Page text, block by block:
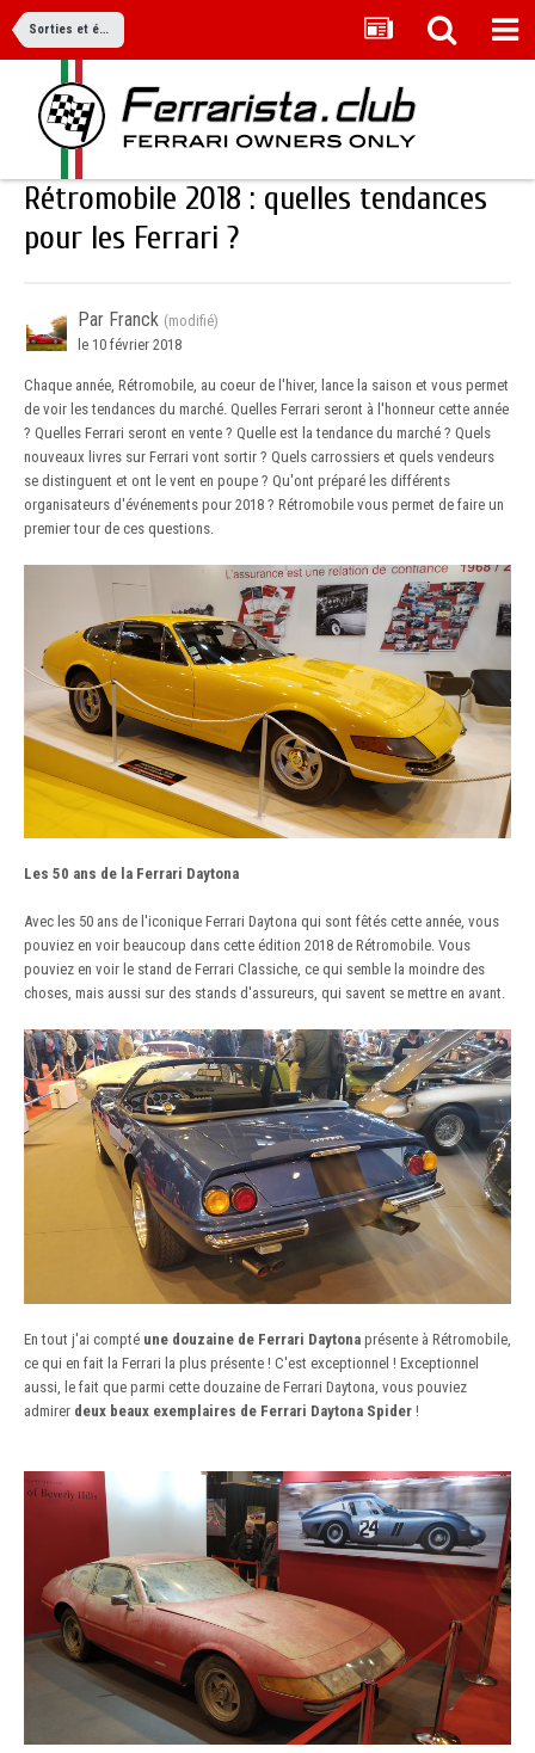
Sorties et événements
Rétromobile 2018 : quelles tendances
pour les Ferrari ?
Par Franck (modifié)
le 10 février 2018
Chaque année, Rétromobile, au coeur de l'hiver, lance la saison et vous permet
de voir les tendances du marché. Quelles Ferrari seront à l'honneur cette année
? Quelles Ferrari seront en vente ? Quelle est la tendance du marché ? Quels
nouveaux livres sur Ferrari vont sortir ? Quels carrossiers et quels vendeurs
se distinguent et ont le vent en poupe ? Qu'ont préparé les différents
organisateurs d'événements pour 2018 ? Rétromobile vous permet de faire un
premier tour de ces questions.
Les 50 ans de la Ferrari Daytona
Avec les 50 ans de l'iconique Ferrari Daytona qui sont fêtés cette année, vous
pouviez en voir beaucoup dans cette édition 2018 de Rétromobile. Vous
pouviez en voir le stand de Ferrari Classiche, ce qui semble la moindre des
choses, mais aussi sur des stands d'assureurs, qui savent se mettre en avant.
En tout j'ai compté une douzaine de Ferrari Daytona présente à Rétromobile,
ce qui en fait la Ferrari la plus présente ! C'est exceptionnel ! Exceptionnel
aussi, le fait que parmi cette douzaine de Ferrari Daytona, vous pouviez
admirer deux beaux exemplaires de Ferrari Daytona Spider !